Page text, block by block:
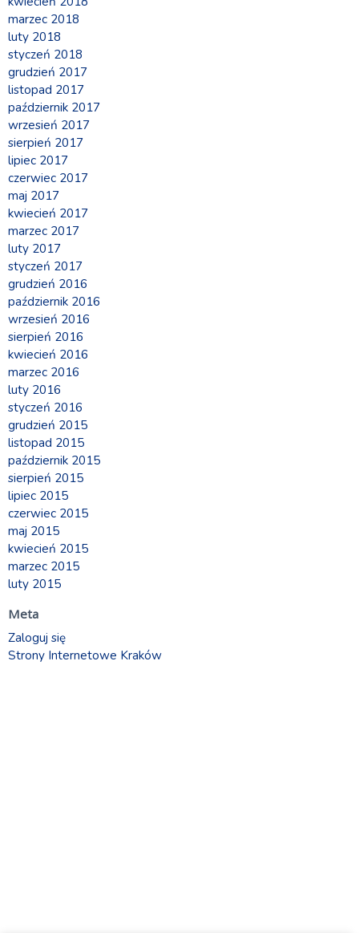
marzec 2018
luty 2018
styczeń 2018
grudzień 2017
listopad 2017
październik 2017
wrzesień 2017
sierpień 2017
lipiec 2017
czerwiec 2017
maj 2017
kwiecień 2017
marzec 2017
luty 2017
styczeń 2017
grudzień 2016
październik 2016
wrzesień 2016
sierpień 2016
kwiecień 2016
marzec 2016
luty 2016
styczeń 2016
grudzień 2015
listopad 2015
październik 2015
sierpień 2015
lipiec 2015
czerwiec 2015
maj 2015
kwiecień 2015
marzec 2015
luty 2015
Meta
Zaloguj się
Strony Internetowe Kraków